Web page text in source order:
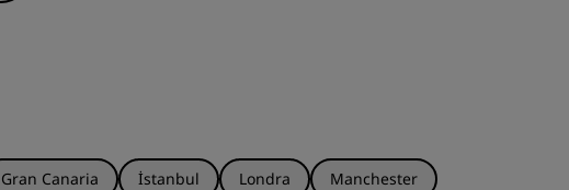
Gran Canaria İstanbul Londra
Manchester